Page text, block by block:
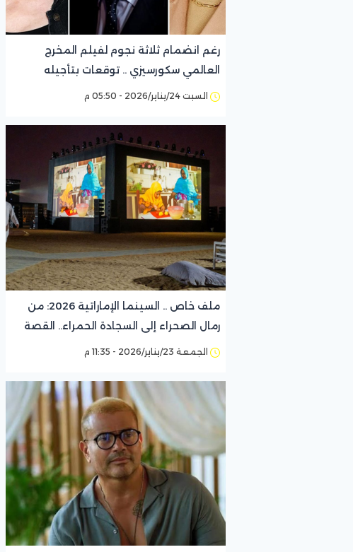
رغم انضمام ثلاثة نجوم لفيلم المخرج
العالمي سكورسيزي .. توقعات بتأجيله
يكشف عن جدول مزدحم له
السبت 24/يناير/2026 - 05:50 م
ملف خاص .. السينما الإماراتية 2026: من
رمال الصحراء إلى السجادة الحمراء.. القصة
الكاملة لثورة المبدعين العالمية
الجمعة 23/يناير/2026 - 11:35 م